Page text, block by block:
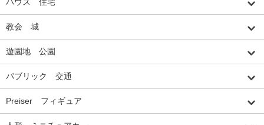
ハウス 住宅
教会 城
遊園地 公園
パブリック 交通
Preiser フィギュア